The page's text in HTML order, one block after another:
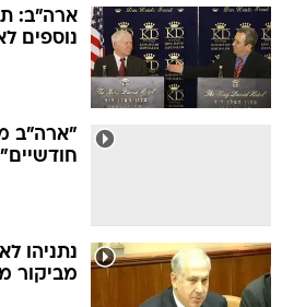
ארה"ב:
נוספים
"ארה"ב
חודשיים"
נתניהו
מביקור